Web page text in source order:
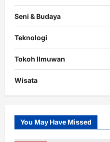
Seni & Budaya
Teknologi
Tokoh Ilmuwan
Wisata
You May Have Missed